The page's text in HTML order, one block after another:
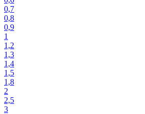
0,7
0,8
0,9
1
1,2
1,3
1,4
1,5
1,8
2
2,5
3